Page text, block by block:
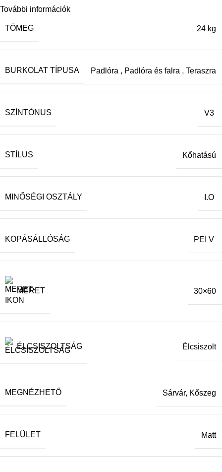
További információk
TÖMEG 24 kg
BURKOLAT TÍPUSA Padlóra , Padlóra és falra , Teraszra
SZÍNTÓNUS V3
STÍLUS Kőhatású
MINŐSÉGI OSZTÁLY I.O
KOPÁSÁLLÓSÁG PEI V
MÉRET 30×60
ÉLCSISZOLTSÁG Élcsiszolt
MEGNÉZHETŐ Sárvár, Kőszeg
FELÜLET Matt